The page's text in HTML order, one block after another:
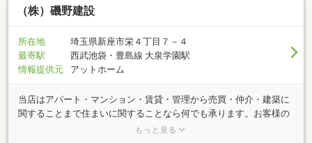
（株）磯野建設
所在地
埼玉県新座市栄４丁目７－４
最寄駅
西武池袋・豊島線 大泉学園駅
情報提供元
アットホーム
当店はアパート・マンション・賃貸・管理から売買・仲介・建築に
関することまで住まいに関することなら何でも承ります。お客様の
御要望を第一に考え．安心して暮らせる住まい選び、住まい探しを
もっと見る